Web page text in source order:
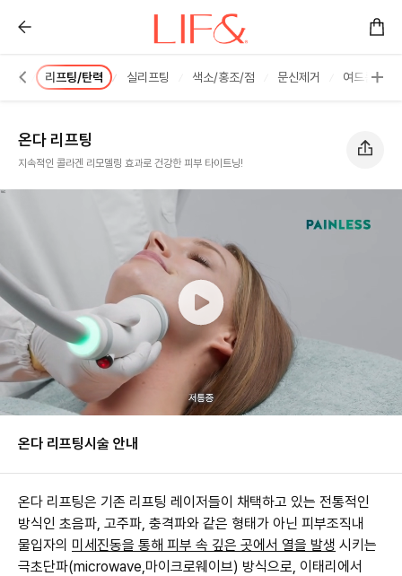
온다 리프팅 :: 리프앤의원 창원점
사 리프팅/탄력 실리프팅 색소/홍조/점 문신제거 여드름/한
온다 리프팅
지속적인 콜라겐 리모델링 효과로 건강한 피부 타이트닝!
온다 리프팅시술 안내
온다 리프팅은 기존 리프팅 레이저들이 채택하고 있는 전통적인
방식인 초음파, 고주파, 충격파와 같은 형태가 아닌 피부조직내
물입자의 미세진동을 통해 피부 속 깊은 곳에서 열을 발생 시키는
극초단파(microwave,마이크로웨이브) 방식으로, 이태리에서